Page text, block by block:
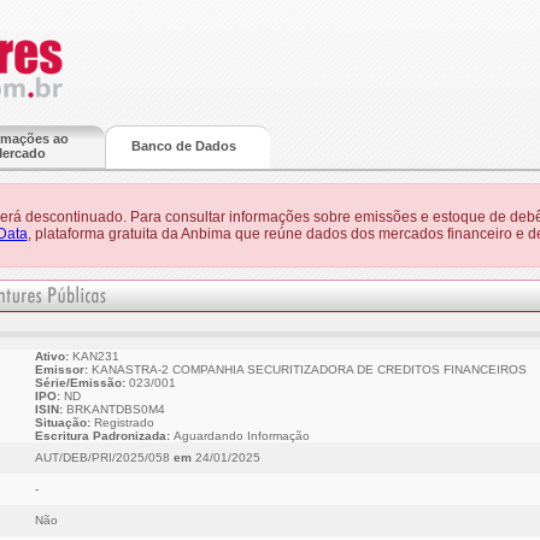
ao
Banco de Dados
descontinuado. Para consultar informações sobre emissões e estoque de
, plataforma gratuita da Anbima que reúne dados dos mercados financeiro e
Ativo:KAN231
Emissor:KANASTRA-2 COMPANHIA SECURITIZADORA DE CREDITOS FINANCEIROS
Série/Emissão:023/001
IPO: ND
ISIN:BRKANTDBS0M4
Situação:Registrado
Escritura Padronizada: Aguardando Informação
AUT/DEB/PRI/2025/058 em24/01/2025
-
Não